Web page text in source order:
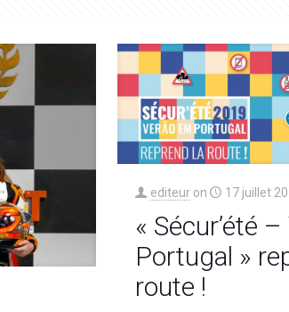
editeur on 17 juillet
« Sécur’été
Portugal »
route !